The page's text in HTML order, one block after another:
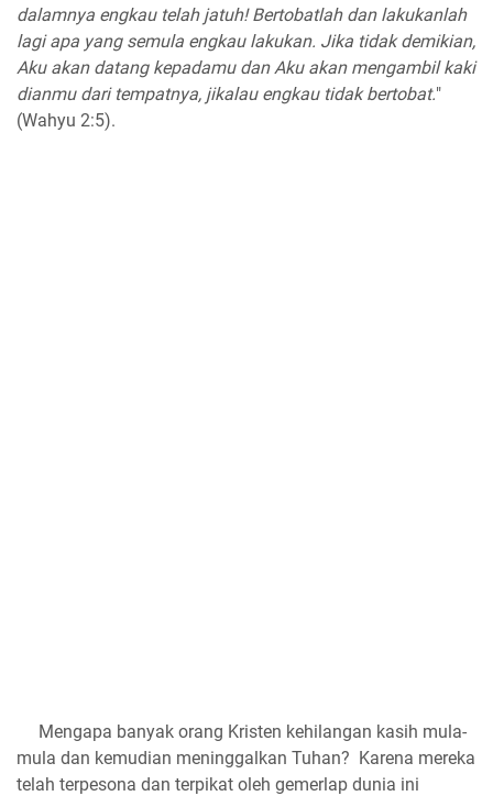
dalamnya engkau telah jatuh! Bertobatlah dan lakukanlah
lagi apa yang semula engkau lakukan. Jika tidak demikian,
Aku akan datang kepadamu dan Aku akan mengambil kaki
dianmu dari tempatnya, jikalau engkau tidak bertobat."
(Wahyu 2:5).
Mengapa banyak orang Kristen kehilangan kasih mula-
mula dan kemudian meninggalkan Tuhan? Karena mereka
telah terpesona dan terpikat oleh gemerlap dunia ini